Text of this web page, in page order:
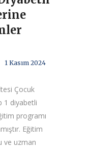
1 Kasım 2024
Çocuk
1 diyabetli
programı
Eğitim
ve uzman